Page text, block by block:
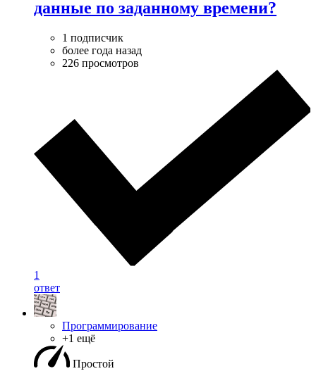
данные по заданному времени?
1 подписчик
более года назад
226 просмотров
1
ответ
Программирование
+1 ещё
Простой